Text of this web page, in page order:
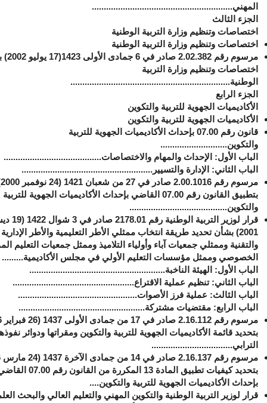
المهني...........................................................
الجزء الثالث
اختصاصات وتنظيم وزارة التربية الوطنية
اختصاصات وتنظيم وزارة التربية الوطنية
مرسوم رقم
اختصاصات وتنظيم وزارة التربية
الوطنية...................................................................
الجزء الرابع
الأكاديميات الجهوية للتربية والتكوين
الأكاديميات الجهوية للتربية والتكوين
قانون رقم 07.00 بإحداث الأكاديميات الجهوية للتربية
والتكوين............................
الباب الأول: الإحداث والمهام والاختصاصات.........................................
الباب الثاني: الإدارة والتسيير.......................................................
مرسوم رقم
بتطبيق القانون رقم 07.00 القاضي بإحداث الأكاديميات الجهوية للتربية
والتكوين.........................................
قرار لوزير التربية
2001) بشأن تحديد طريقة انتخاب ممثلي الأطر التعليمية والأطر الإدارية
والتقنية وممثلي جمعيات آباء وأولياء التلاميذ وممثل جمعيات التعليم
الخصوصي وممثل مؤسسات التعليم الأولي في مجلس الأكاديمية.........
الباب الأول: الهيئة الناخبة.........................................................
الباب الثاني: تنظيم عملية الاقتراع...................................................
الباب الثالث: عملية فرز الأصوات..................................................
الباب الرابع: مقتضيات مشتركة.....................................................
بتحديد قائمة الأكاديميات الجهوية للتربية والتكوين ومقراتها ودوائر
الترابي..................................
بتحديد كيفيات تطبيق المادة 13 المكررة من القانون رقم
بإحداث الأكاديميات الجهوية للتربية والتكوين....
قرار لوزير التربية الوطنية والتكوين المهني والتعليم العالي والبحث